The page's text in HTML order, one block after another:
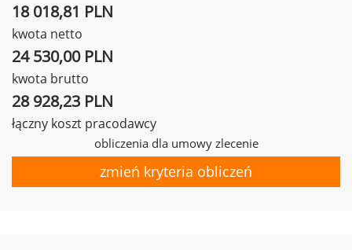
18 018,81 PLN
kwota netto
24 530,00 PLN
kwota brutto
28 928,23 PLN
łączny koszt pracodawcy
obliczenia dla umowy zlecenie
zmień kryteria obliczeń